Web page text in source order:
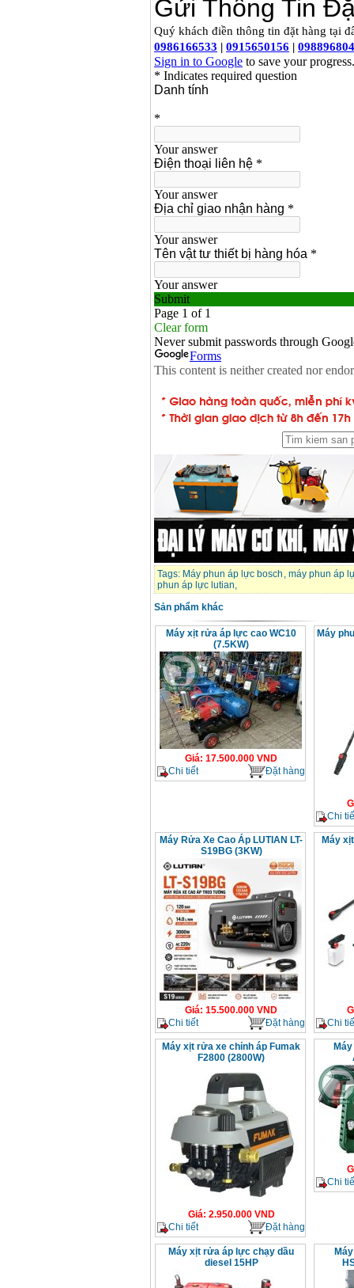
Tags: Máy phun áp lực bosch , máy phun áp
phun áp lực lutian,
Sản phẩm khác
Máy xịt rửa áp lực cao WC10
(7.5KW)
Giá: 17.500.000 VND
Chi tiết
Đặt hàng
Máy
Chi
Máy Rửa Xe Cao Áp LUTIAN LT-
S19BG (3KW)
Giá: 15.500.000 VND
Chi tiết
Đặt hàng
Máy
Chi
Máy xịt rửa xe chỉnh áp Fumak
F2800 (2800W)
Giá: 2.950.000VND
Chi tiết
Đặt hàng
Chi
Máy xịt rửa áp lực chạy dầu
diesel 15HP